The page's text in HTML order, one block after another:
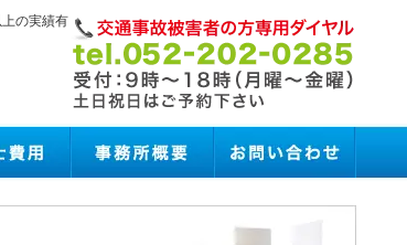
の実績有